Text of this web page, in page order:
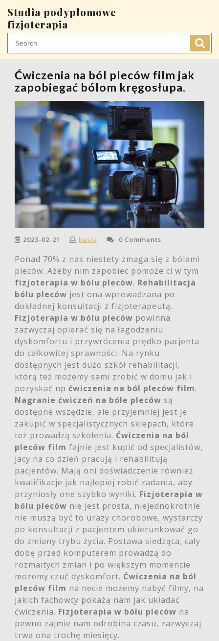
to
content
Studia podyplomowe
fizjoterapia
Ćwiczenia na ból pleców film jak
zapobiegać bólom kręgosłupa.
2023-02-21 kasia 0 Comments
Ponad 70% z nas niestety zmaga się z bólami
pleców. Ażeby nim zapobiec pomoże ci w tym
fizjoterapia w bólu pleców. Rehabilitacja
bólu pleców jest ona wprowadzana po
dokładnej konsultacji z fizjoterapeutą.
Fizjoterapia w bólu pleców powinna
zazwyczaj opierać się na łagodzeniu
dyskomfortu i przywrócenia prędko pacjenta
do całkowitej sprawności. Na rynku
dostępnych jest dużo szkół rehabilitacji,
którą też możemy sami zrobić w domu jak i
pozyskać np ćwiczenia na ból pleców film.
Nagranie ćwiczeń na bóle pleców są
dostępne wszędzie, ale przyjemniej jest je
zakupić w specjalistycznych sklepach, które
też prowadzą szkolenia. Ćwiczenia na ból
pleców film fajnie jest kupić od specjalistów,
jacy na co dzień pracują i rehabilitują
pacjentów. Mają oni doświadczenie również
kwalifikacje jak najlepiej robić zadania, aby
przyniosły one szybko wyniki. Fizjoterapia w
bólu pleców nie jest prosta, niejednokrotnie
nie muszą być to urazy chorobowe, wystarczy
po konsultacji z pacjentem ukierunkować go
do zmiany trybu życia. Postawa siedząca, cały
dobę przed komputerem prowadzą do
rozmaitych zmian i po większym momencie
możemy czuć dyskomfort. Ćwiczenia na ból
pleców film na necie możemy nabyć filmy, na
jakich fachowcy pokażą nam jak układać
ćwiczenia. Fizjoterapia w bólu pleców na
pewno zajmie nam odrobina czasu, zazwyczaj
trwa ona trochę miesięcy.